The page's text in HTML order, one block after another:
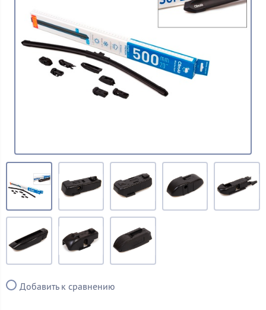
Добавить к сравнению